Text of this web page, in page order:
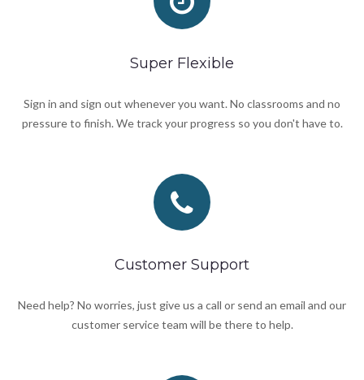
Super Flexible
Sign in and sign out whenever you want. No classrooms and no
pressure to finish. We track your progress so you don't have to.
Customer Support
Need help? No worries, just give us a call or send an email and our
customer service team will be there to help.